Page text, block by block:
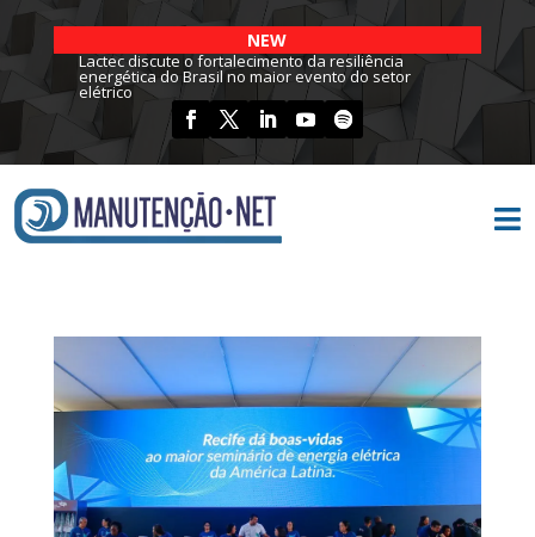
NEW
Lactec discute o fortalecimento da resiliência
energética do Brasil no maior evento do setor
elétrico
